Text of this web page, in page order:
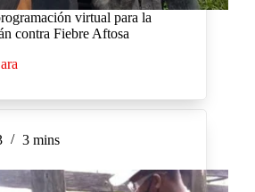
virtual para la
contra Fiebre Aftosa
3 mins